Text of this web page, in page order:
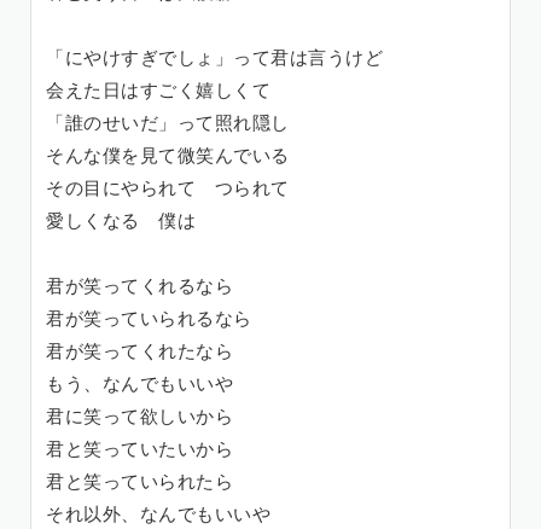
「にやけすぎでしょ」って君は言うけど
会えた日はすごく嬉しくて
「誰のせいだ」って照れ隠し
そんな僕を見て微笑んでいる
その目にやられて つられて
愛しくなる 僕は
君が笑ってくれるなら
君が笑っていられるなら
君が笑ってくれたなら
もう、なんでもいいや
君に笑って欲しいから
君と笑っていたいから
君と笑っていられたら
それ以外、なんでもいいや